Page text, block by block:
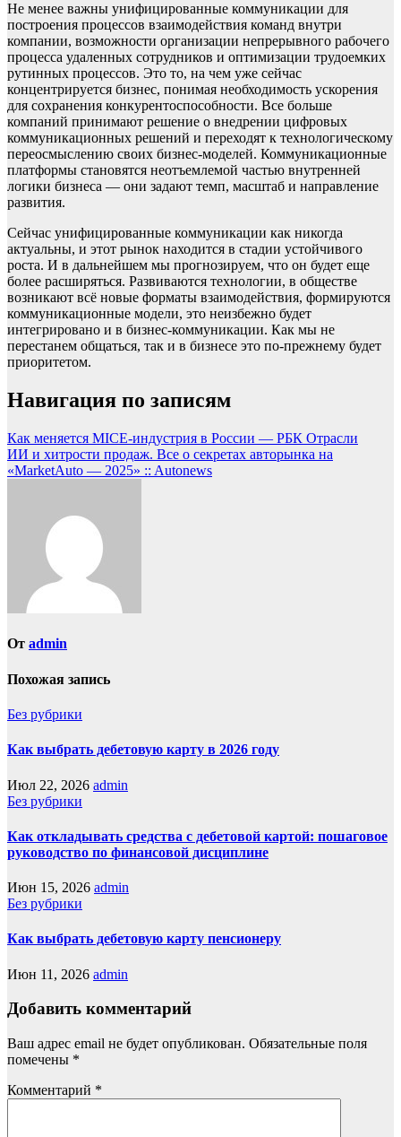
Не менее важны унифицированные коммуникации для
построения процессов взаимодействия команд внутри
компании, возможности организации непрерывного рабочего
процесса удаленных сотрудников и оптимизации трудоемких
рутинных процессов. Это то, на чем уже сейчас
концентрируется бизнес, понимая необходимость ускорения
для сохранения конкурентоспособности. Все больше
компаний принимают решение о внедрении цифровых
коммуникационных решений и переходят к технологическому
переосмыслению своих бизнес-моделей. Коммуникационные
платформы становятся неотъемлемой частью внутренней
логики бизнеса — они задают темп, масштаб и направление
развития.
Сейчас унифицированные коммуникации как никогда
актуальны, и этот рынок находится в стадии устойчивого
роста. И в дальнейшем мы прогнозируем, что он будет еще
более расширяться. Развиваются технологии, в обществе
возникают всё новые форматы взаимодействия, формируются
коммуникационные модели, это неизбежно будет
интегрировано и в бизнес-коммуникации. Как мы не
перестанем общаться, так и в бизнесе это по-прежнему будет
приоритетом.
Навигация по записям
Как меняется MICE-индустрия в России — РБК Отрасли
ИИ и хитрости продаж. Все о секретах авторынка на
«MarketAuto — 2025» :: Autonews
От admin
Похожая запись
Без рубрики
Как выбрать дебетовую карту в 2026 году
Июл 22, 2026 admin
Без рубрики
Как откладывать средства с дебетовой картой: пошаговое
руководство по финансовой дисциплине
Июн 15, 2026 admin
Без рубрики
Как выбрать дебетовую карту пенсионеру
Июн 11, 2026 admin
Добавить комментарий
Ваш адрес email не будет опубликован. Обязательные поля
помечены *
Комментарий *